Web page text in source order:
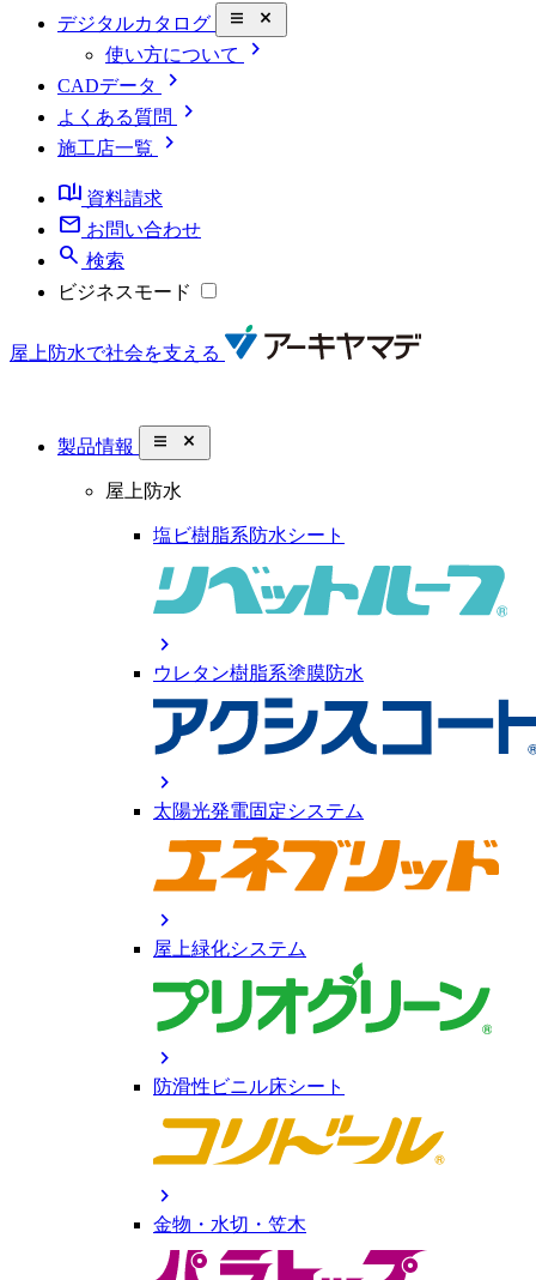
デジタルカタログ close_small
使い方について chevron_right
CADデータ chevron_right
よくある質問 chevron_right
施工店一覧
chevron_right
book_ribbon 資料請求
mail お問い合わせ
search 検索
ビジネスモード
屋上防水で社会を支える
製品情報 close_small
屋上防水
塩ビ樹脂系防水シート
chevron_right
ウレタン樹脂系塗膜防水
chevron_right
太陽光発電固定システム
chevron_right
屋上緑化システム
chevron_right
防滑性ビニル床シート
chevron_right
金物・水切・笠木